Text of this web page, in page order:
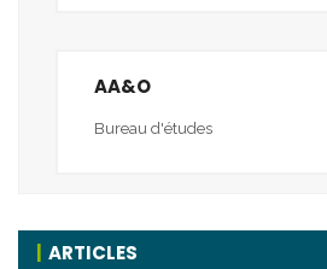
AA&O
Bureau d'études
ARTICLES